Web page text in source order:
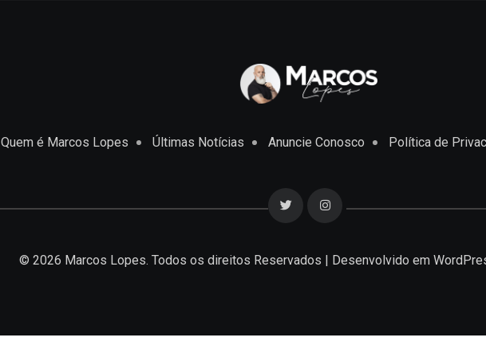
Quem é Marcos Lopes Últimas Notícias Anuncie Conosco Política de
© 2026 Marcos Lopes. Todos os direitos Reservados | Desenvolvido em